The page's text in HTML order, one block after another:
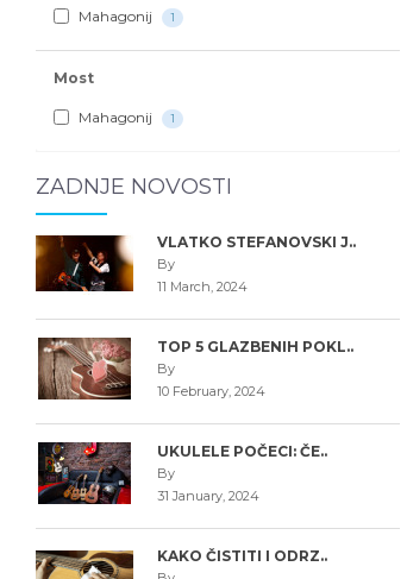
Mahagonij 1
Most
Mahagonij 1
ZADNJE NOVOSTI
VLATKO STEFANOVSKI J..
By
11 March, 2024
TOP 5 GLAZBENIH POKL..
By
10 February, 2024
UKULELE POČECI: ČE..
By
31 January, 2024
KAKO ČISTITI I ODRZ..